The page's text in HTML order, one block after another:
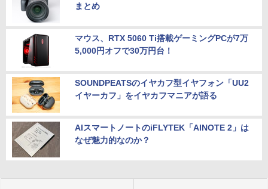
まとめ
マウス、RTX 5060 Ti搭載ゲーミングPCが7万
5,000円オフで30万円台！
SOUNDPEATSのイヤカフ型イヤフォン「UU2
イヤーカフ」をイヤカフマニアが語る
AIスマートノートのiFLYTEK「AINOTE 2」は
なぜ魅力的なのか？